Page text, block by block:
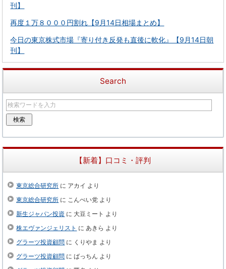
刊】
再度１万８０００円割れ【9月14日相場まとめ】
今日の東京株式市場『寄り付き反発も直後に軟化』【9月14日朝
刊】
Search
【新着】口コミ・評判
東京総合研究所 に アカイ より
東京総合研究所 に こんぺい党 より
新生ジャパン投資 に 大豆ミート より
株エヴァンジェリスト にあきら より
グラーツ投資顧問 に くりやま より
グラーツ投資顧問 にばっちん より